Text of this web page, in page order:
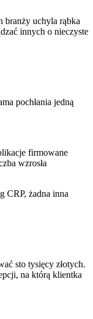
branży uchyla rąbka
innych o nieczyste
pochłania jedną
firmowane
wzrosła
CRP, żadna inna
sto tysięcy złotych.
na którą klientka